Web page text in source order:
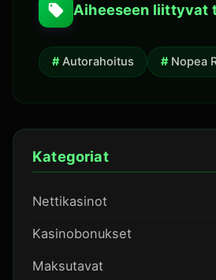
Aiheeseen liittyvat
Autorahoitus Nopea
Kategoriat
Nettikasinot
Kasinobonukset
Maksutavat